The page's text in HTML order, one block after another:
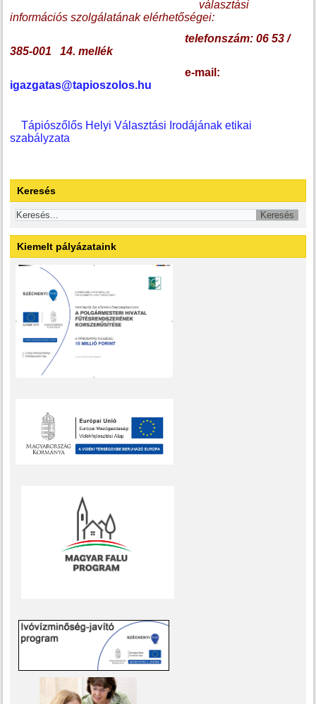
választási
információs szolgálatának elérhetőségei:
telefonszám: 06 53 /
385-001 14. mellék
e-mail:
igazgatas@tapioszolos.hu
Tápiószőlős Helyi Választási Irodájának etikai
szabályzata
Keresés
Kiemelt pályázataink